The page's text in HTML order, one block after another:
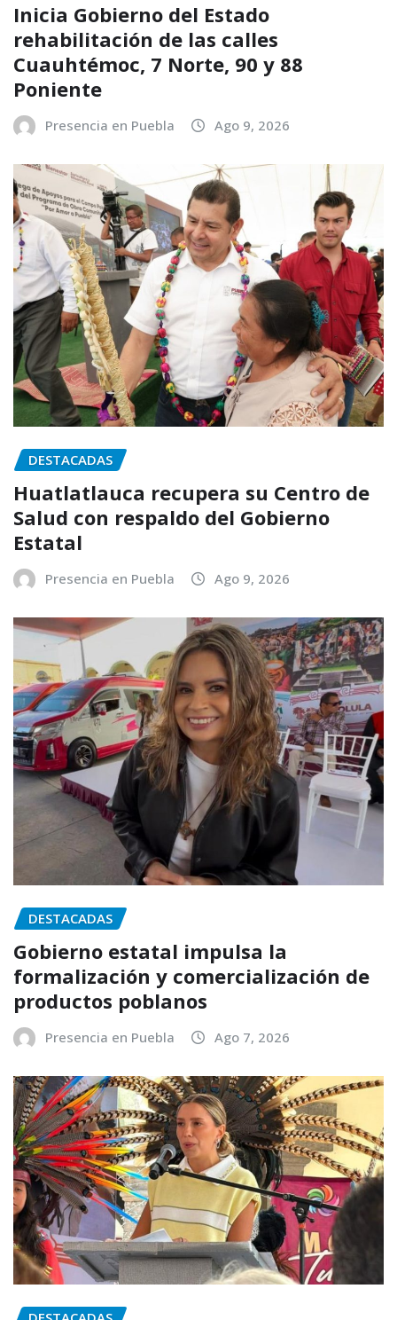
Inicia Gobierno del Estado
rehabilitación de las calles
Cuauhtémoc, 7 Norte, 90 y 88
Poniente
Presencia en Puebla Ago 9, 2026
DESTACADAS
Huatlatlauca recupera su Centro de
Salud con respaldo del Gobierno
Estatal
Presencia en Puebla Ago 9, 2026
DESTACADAS
Gobierno estatal impulsa la
formalización y comercialización de
productos poblanos
Presencia en Puebla Ago 7, 2026